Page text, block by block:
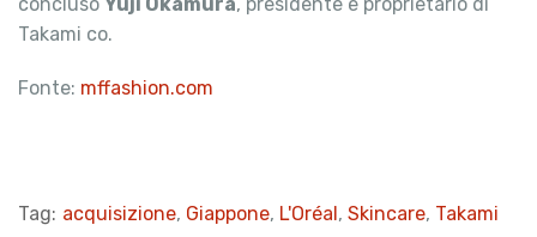
Takami co.
Fonte: mffashion.com
Tag: acquisizione, Giappone, L'Oréal, Skincare, Takami